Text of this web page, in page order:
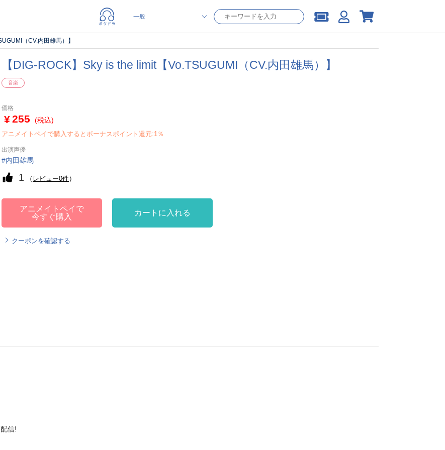
（CV.内田雄馬）】
【DIG-ROCK】Sky is the limit【Vo.TSUGUMI（CV.内田雄馬）】
音楽
価格
255 (税込)
アニメイトペイで購入するとボーナスポイント還元:1％
出演声優
内田雄馬
1 （ レビュー0件）
アニメイトペイで
今すぐ購入
カートに入れる
クーポンを確認する
信!